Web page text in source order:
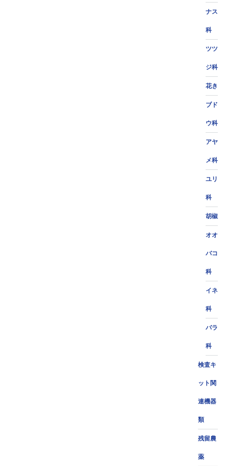
ナス
科
ツツ
ジ科
花き
ブド
ウ科
アヤ
メ科
ユリ
科
胡椒
オオ
バコ
科
イネ
科
バラ
科
検査キ
ット関
連機器
類
残留農
薬